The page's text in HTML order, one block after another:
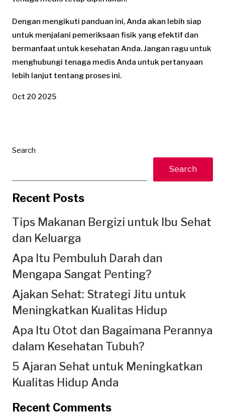
Dengan mengikuti panduan ini, Anda akan lebih siap
untuk menjalani pemeriksaan fisik yang efektif dan
bermanfaat untuk kesehatan Anda. Jangan ragu untuk
menghubungi tenaga medis Anda untuk pertanyaan
lebih lanjut tentang proses ini.
Oct 20 2025
Search
Search
Recent Posts
Tips Makanan Bergizi untuk Ibu Sehat
dan Keluarga
Apa Itu Pembuluh Darah dan
Mengapa Sangat Penting?
Ajakan Sehat: Strategi Jitu untuk
Meningkatkan Kualitas Hidup
Apa Itu Otot dan Bagaimana Perannya
dalam Kesehatan Tubuh?
5 Ajaran Sehat untuk Meningkatkan
Kualitas Hidup Anda
Recent Comments